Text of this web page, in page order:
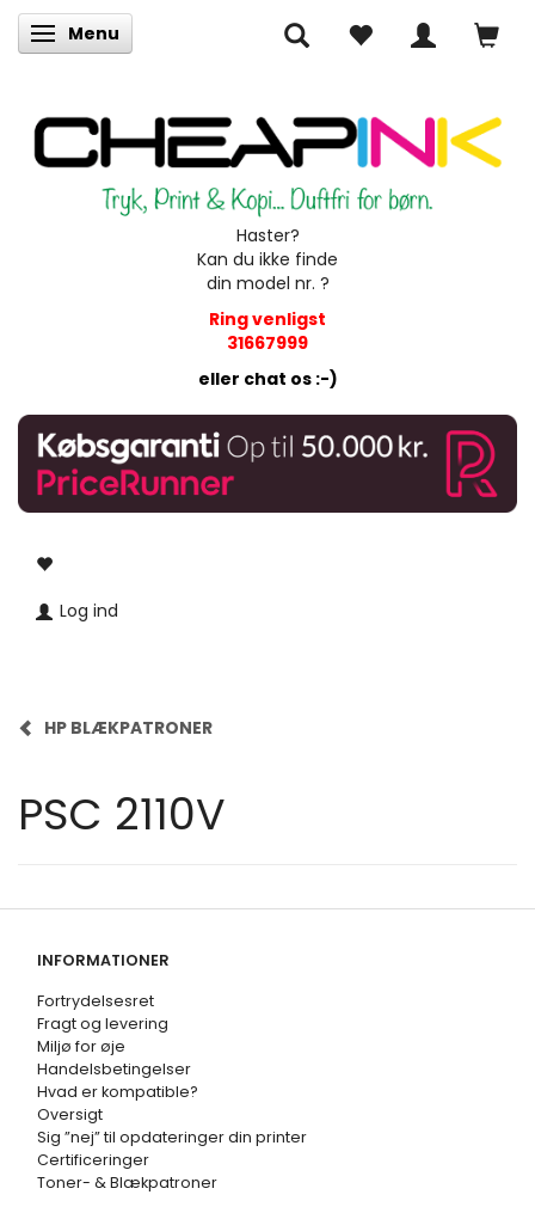
Skifte navigation
Menu
Haster?
Kan du ikke finde
din model nr. ?
Ring venligst
31667999
eller chat os :-)
Log ind
HP BLÆKPATRONER
PSC 2110V
INFORMATIONER
Fortrydelsesret
Fragt og levering
Miljø for øje
Handelsbetingelser
Hvad er kompatible?
Oversigt
Sig ”nej” til opdateringer din printer
Certificeringer
Toner- & Blækpatroner